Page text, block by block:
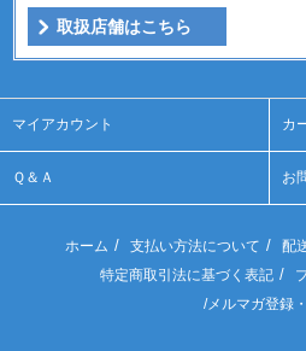
取扱店舗はこちら
マイアカウント カ
Ｑ＆Ａ お
ホーム / 支払い方法について / 配
特定商取引法に基づく表記 /
/メルマガ登録